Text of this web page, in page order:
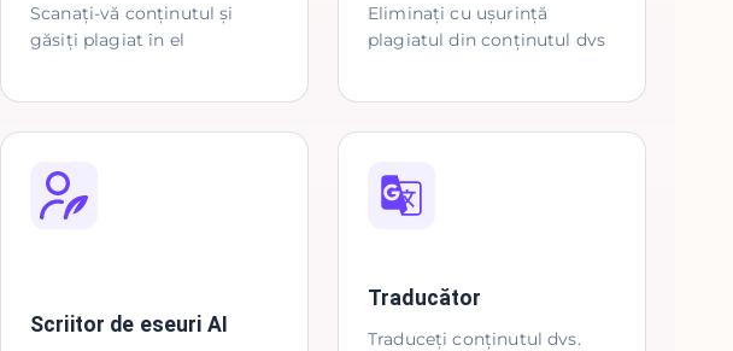
Scanați-vă conținutul și
găsiți plagiat în el
Eliminați cu ușurință
plagiatul din conținutul dvs
Scriitor de eseuri AI
Traducător
Traduceți conținutul dvs.